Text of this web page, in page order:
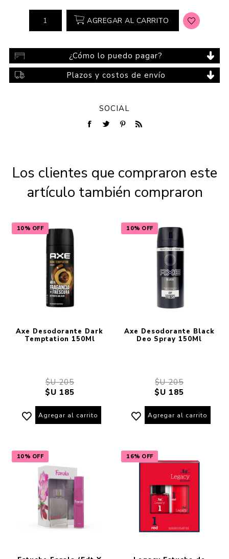
AGREGAR AL CARRITO
¿Cómo lo puedo pagar?
Plazos y costos de envío
SOCIAL
Los clientes que compraron este
artículo también compraron
10% OFF
Axe Desodorante Dark
Temptation 150Ml
$U 205
$U 185
Agregar al carrito
10% OFF
Axe Desodorante Black
Deo Spray 150Ml
$U 205
$U 185
Agregar al carrito
10% OFF 16% OFF